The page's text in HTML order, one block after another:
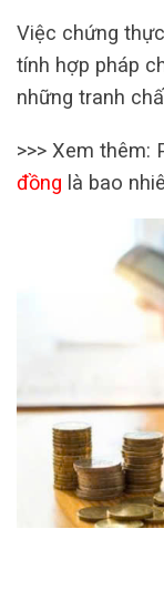
Việc chứng
tính hợp pháp
những tranh
>>> Xem thêm:
đồng là bao